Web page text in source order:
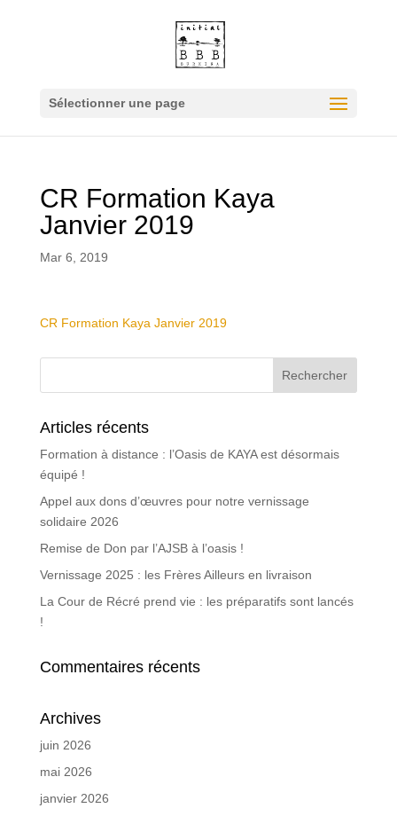
Sélectionner une page
CR Formation Kaya
Janvier 2019
Mar 6, 2019
CR Formation Kaya Janvier 2019
Articles récents
Formation à distance : l’Oasis de KAYA est désormais
équipé !
Appel aux dons d’œuvres pour notre vernissage
solidaire 2026
Remise de Don par l’AJSB à l’oasis !
Vernissage 2025 : les Frères Ailleurs en livraison
La Cour de Récré prend vie : les préparatifs sont lancés
!
Commentaires récents
Archives
juin 2026
mai 2026
janvier 2026